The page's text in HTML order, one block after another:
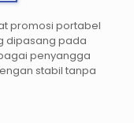
promosi portabel
dipasang pada
penyangga
stabil tanpa